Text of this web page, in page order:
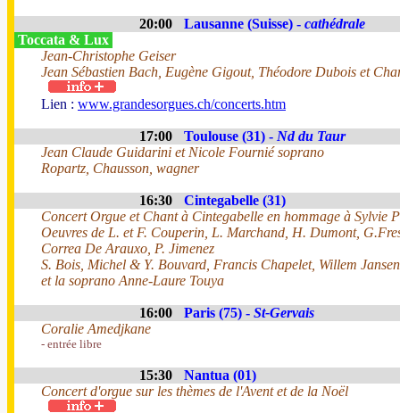
20:00 Lausanne (Suisse) - cathédrale
Toccata & Lux
Jean-Christophe Geiser
Jean Sébastien Bach, Eugène Gigout, Théodore Dubois et
Lien : www.grandesorgues.ch/concerts.htm
17:00 Toulouse (31) - Nd du Taur
Jean Claude Guidarini et Nicole Fournié soprano
Ropartz, Chausson, wagner
16:30
Cintegabelle (31)
Concert Orgue et Chant à Cintegabelle en hommage à Sylvie
Oeuvres de L. et F. Couperin, L. Marchand, H. Dumont,
Correa De Arauxo, P. Jimenez
S. Bois, Michel & Y. Bouvard, Francis Chapelet, Willem
et la soprano Anne-Laure Touya
16:00 Paris (75) - St-Gervais
Coralie Amedjkane
- entrée libre
15:30
Nantua (01)
Concert d'orgue sur les thèmes de l'Avent et de la Noël